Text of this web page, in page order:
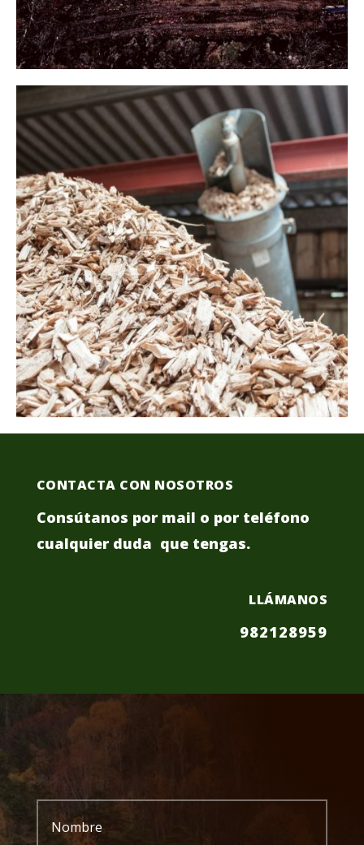
CONTACTA CON NOSOTROS
Consútanos por mail o por teléfono
cualquier duda que tengas.
LLÁMANOS
982128959